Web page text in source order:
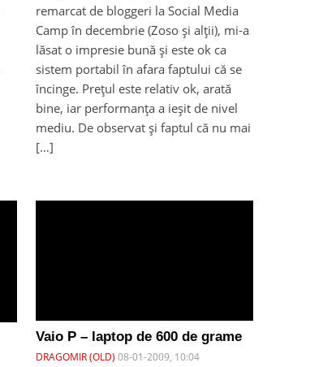
remarcat de bloggeri la Social Media
Camp în decembrie (Zoso și alții), mi-a
lăsat o impresie bună și este ok ca
sistem portabil în afara faptului că se
încinge. Prețul este relativ ok, arată
bine, iar performanța a ieșit de nivel
mediu. De observat și faptul că nu mai
[…]
Vaio P – laptop de 600 de grame
DRAGOMIR (OLD) 08-01-2009, 10:04